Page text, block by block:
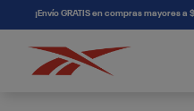
connectif¡Envío GRATIS en compras mayores